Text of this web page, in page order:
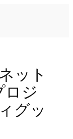
ット
ジ
グッ